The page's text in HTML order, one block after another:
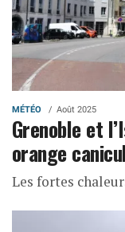
MÉTÉO Août 2025
Grenoble et
orange
Les fortes